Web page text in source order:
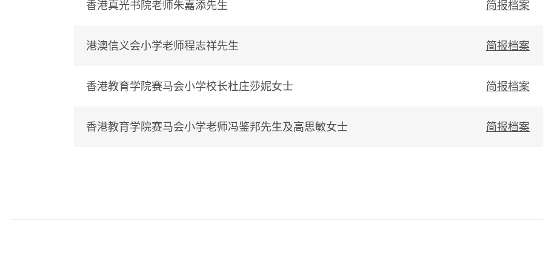
香港真光书院老师朱嘉添先生 简报档案
港澳信义会小学老师程志祥先生 简报档案
香港教育学院赛马会小学校长杜庄莎妮女士 简报档案
香港教育学院赛马会小学老师冯鉴邦先生及高思敏女士 简报档案